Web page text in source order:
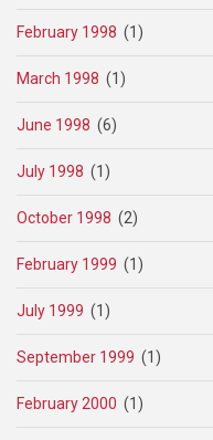
February 1998 (1)
March 1998 (1)
June 1998 (6)
July 1998 (1)
October 1998 (2)
February 1999 (1)
July 1999 (1)
September 1999 (1)
February 2000 (1)